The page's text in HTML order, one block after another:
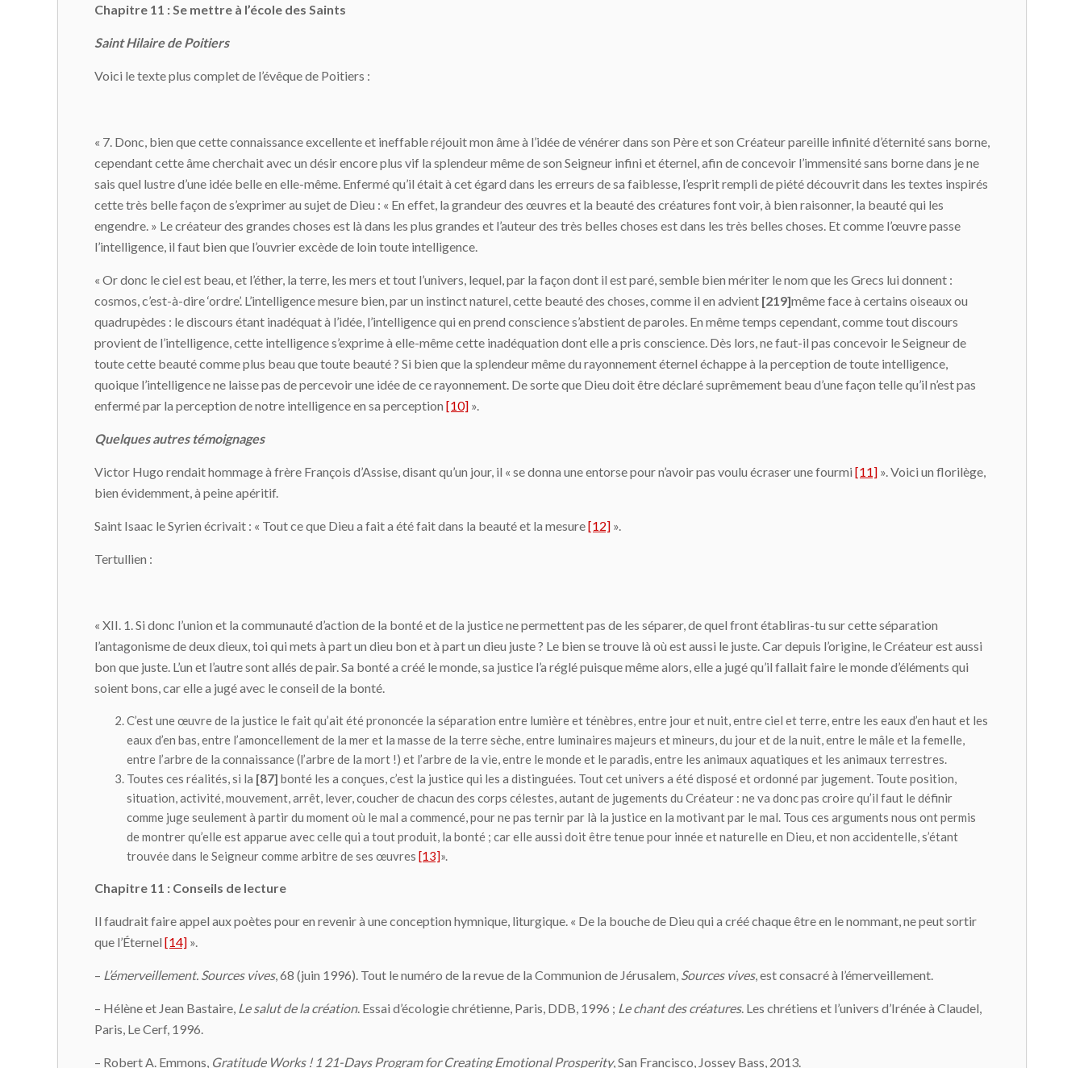
Chapitre 11 : Se mettre à l’école des Saints
Saint Hilaire de Poitiers
Voici le texte plus complet de l’évêque de Poitiers :
« 7. Donc, bien que cette connaissance excellente et ineffable réjouit mon âme à l’idée de vénérer dans son Père et son Créateur pareille infinité d’éternité sans borne,
cependant cette âme cherchait avec un désir encore plus vif la splendeur même de son Seigneur infini et éternel, afin de concevoir l’immensité sans borne dans je ne
sais quel lustre d’une idée belle en elle-même. Enfermé qu’il était à cet égard dans les erreurs de sa faiblesse, l’esprit rempli de piété découvrit dans les textes inspirés
cette très belle façon de s’exprimer au sujet de Dieu : « En effet, la grandeur des œuvres et la beauté des créatures font voir, à bien raisonner, la beauté qui les
engendre. » Le créateur des grandes choses est là dans les plus grandes et l’auteur des très belles choses est dans les très belles choses. Et comme l’œuvre passe
l’intelligence, il faut bien que l’ouvrier excède de loin toute intelligence.
« Or donc le ciel est beau, et l’éther, la terre, les mers et tout l’univers, lequel, par la façon dont il est paré, semble bien mériter le nom que les Grecs lui donnent :
cosmos, c’est-à-dire ‘ordre’. L’intelligence mesure bien, par un instinct naturel, cette beauté des choses, comme il en advient [219]même face à certains oiseaux ou
quadrupèdes : le discours étant inadéquat à l’idée, l’intelligence qui en prend conscience s’abstient de paroles. En même temps cependant, comme tout discours
provient de l’intelligence, cette intelligence s’exprime à elle-même cette inadéquation dont elle a pris conscience. Dès lors, ne faut-il pas concevoir le Seigneur de
toute cette beauté comme plus beau que toute beauté ? Si bien que la splendeur même du rayonnement éternel échappe à la perception de toute intelligence,
quoique l’intelligence ne laisse pas de percevoir une idée de ce rayonnement. De sorte que Dieu doit être déclaré suprêmement beau d’une façon telle qu’il n’est pas
enfermé par la perception de notre intelligence en sa perception [10] ».
Quelques autres témoignages
Victor Hugo rendait hommage à frère François d’Assise, disant qu’un jour, il « se donna une entorse pour n’avoir pas voulu écraser une fourmi [11] ». Voici un florilège,
bien évidemment, à peine apéritif.
Saint Isaac le Syrien écrivait : « Tout ce que Dieu a fait a été fait dans la beauté et la mesure[12] ».
Tertullien :
« XII. 1. Si donc l’union et la communauté d’action de la bonté et de la justice ne permettent pas de les séparer, de quel front établiras-tu sur cette séparation
l’antagonisme de deux dieux, toi qui mets à part un dieu bon et à part un dieu juste ? Le bien se trouve là où est aussi le juste. Car depuis l’origine, le Créateur est aussi
bon que juste. L’un et l’autre sont allés de pair. Sa bonté a créé le monde, sa justice l’a réglé puisque même alors, elle a jugé qu’il fallait faire le monde d’éléments qui
soient bons, car elle a jugé avec le conseil de la bonté.
C’est une œuvre de la justice le fait qu’ait été prononcée la séparation entre lumière et ténèbres, entre jour et nuit, entre ciel et terre, entre les eaux d’en haut et les
eaux d’en bas, entre l’amoncellement de la mer et la masse de la terre sèche, entre luminaires majeurs et mineurs, du jour et de la nuit, entre le mâle et la femelle,
entre l’arbre de la connaissance (l’arbre de la mort !) et l’arbre de la vie, entre le monde et le paradis, entre les animaux aquatiques et les animaux terrestres.
Toutes ces réalités, si la [87] bonté les a conçues, c’est la justice qui les a distinguées. Tout cet univers a été disposé et ordonné par jugement. Toute position,
situation, activité, mouvement, arrêt, lever, coucher de chacun des corps célestes, autant de jugements du Créateur : ne va donc pas croire qu’il faut le définir
comme juge seulement à partir du moment où le mal a commencé, pour ne pas ternir par là la justice en la motivant par le mal. Tous ces arguments nous ont permis
de montrer qu’elle est apparue avec celle qui a tout produit, la bonté ; car elle aussi doit être tenue pour innée et naturelle en Dieu, et non accidentelle, s’étant
trouvée dans le Seigneur comme arbitre de ses œuvres [13]».
Chapitre 11 : Conseils de lecture
Il faudrait faire appel aux poètes pour en revenir à une conception hymnique, liturgique. « De la bouche de Dieu qui a créé chaque être en le nommant, ne peut sortir
que l’Éternel [14] ».
– L’émerveillement. Sources vives, 68 (juin 1996). Tout le numéro de la revue de la Communion de Jérusalem, Sources vives, est consacré à l’émerveillement.
– Hélène et Jean Bastaire, Le salut de la création. Essai d’écologie chrétienne, Paris, DDB, 1996 ; Le chant des créatures. Les chrétiens et l’univers d’Irénée à Claudel,
Paris, Le Cerf, 1996.
– Robert A. Emmons, Gratitude Works ! 1 21-Days Program for Creating Emotional Prosperity, San Francisco, Jossey Bass, 2013.